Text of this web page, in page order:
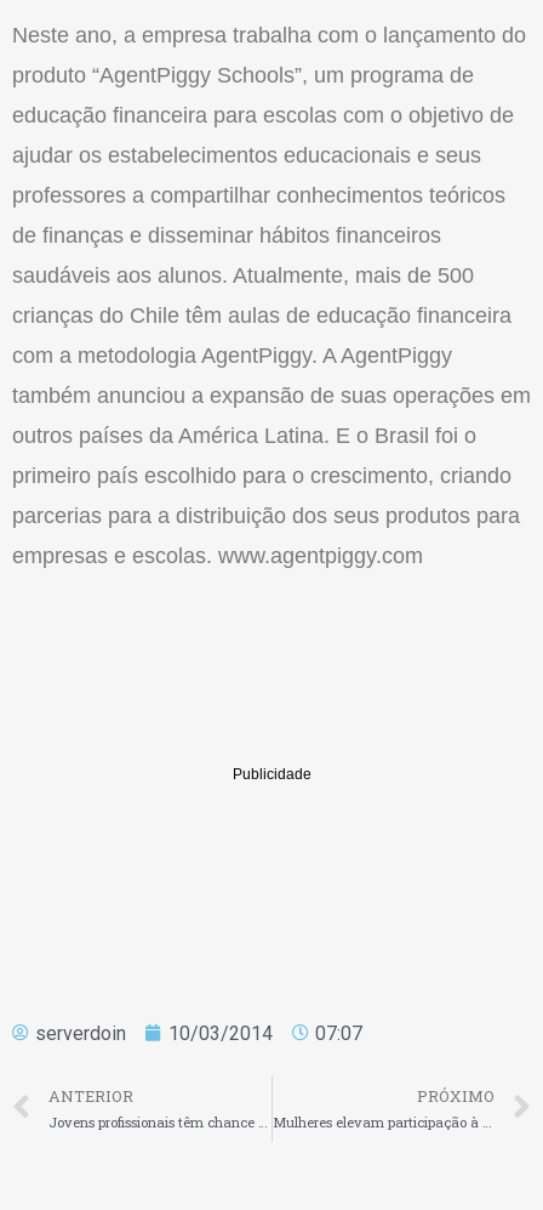
Neste ano, a empresa trabalha com o lançamento do
produto “AgentPiggy Schools”, um programa de
educação financeira para escolas com o objetivo de
ajudar os estabelecimentos educacionais e seus
professores a compartilhar conhecimentos teóricos
de finanças e disseminar hábitos financeiros
saudáveis aos alunos. Atualmente, mais de 500
crianças do Chile têm aulas de educação financeira
com a metodologia AgentPiggy. A AgentPiggy
também anunciou a expansão de suas operações em
outros países da América Latina. E o Brasil foi o
primeiro país escolhido para o crescimento, criando
parcerias para a distribuição dos seus produtos para
empresas e escolas. www.agentpiggy.com
serverdoin 10/03/2014 07:07
ANTERIOR PRÓXIMO